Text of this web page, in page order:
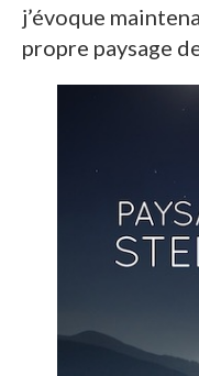
j’évoque
propre paysage